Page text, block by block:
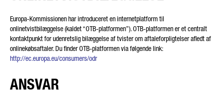
Europa-Kommissionen har introduceret en internetplatform til
onlinetvistbilæggelse (kaldet “OTB-platformen”). OTB-platformen er et centralt
kontaktpunkt for udenretslig bilæggelse af tvister om aftaleforpligtelser afledt af
onlinekøbsaftaler. Du finder OTB-platformen via følgende link:
http://ec.europa.eu/consumers/odr
ANSVAR